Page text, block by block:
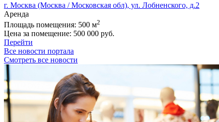
г. Москва (Москва / Московская обл), ул. Лобненского, д.2
Аренда
Площадь помещения: 500 м2
Цена за помещение: 500 000 руб.
Перейти
Все новости портала
Смотреть все новости